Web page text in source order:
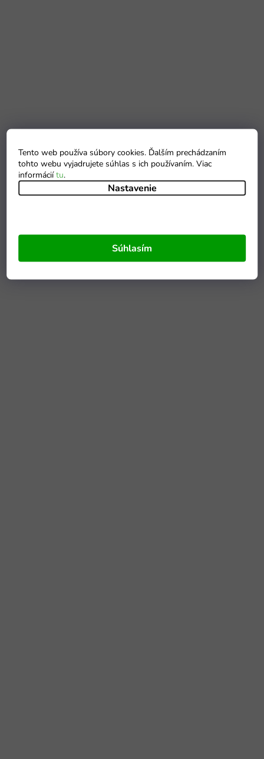
Tento web používa súbory cookies. Ďalším prechádzaním
tohto webu vyjadrujete súhlas s ich používaním. Viac
informáciítu.
Nastavenie
Súhlasím